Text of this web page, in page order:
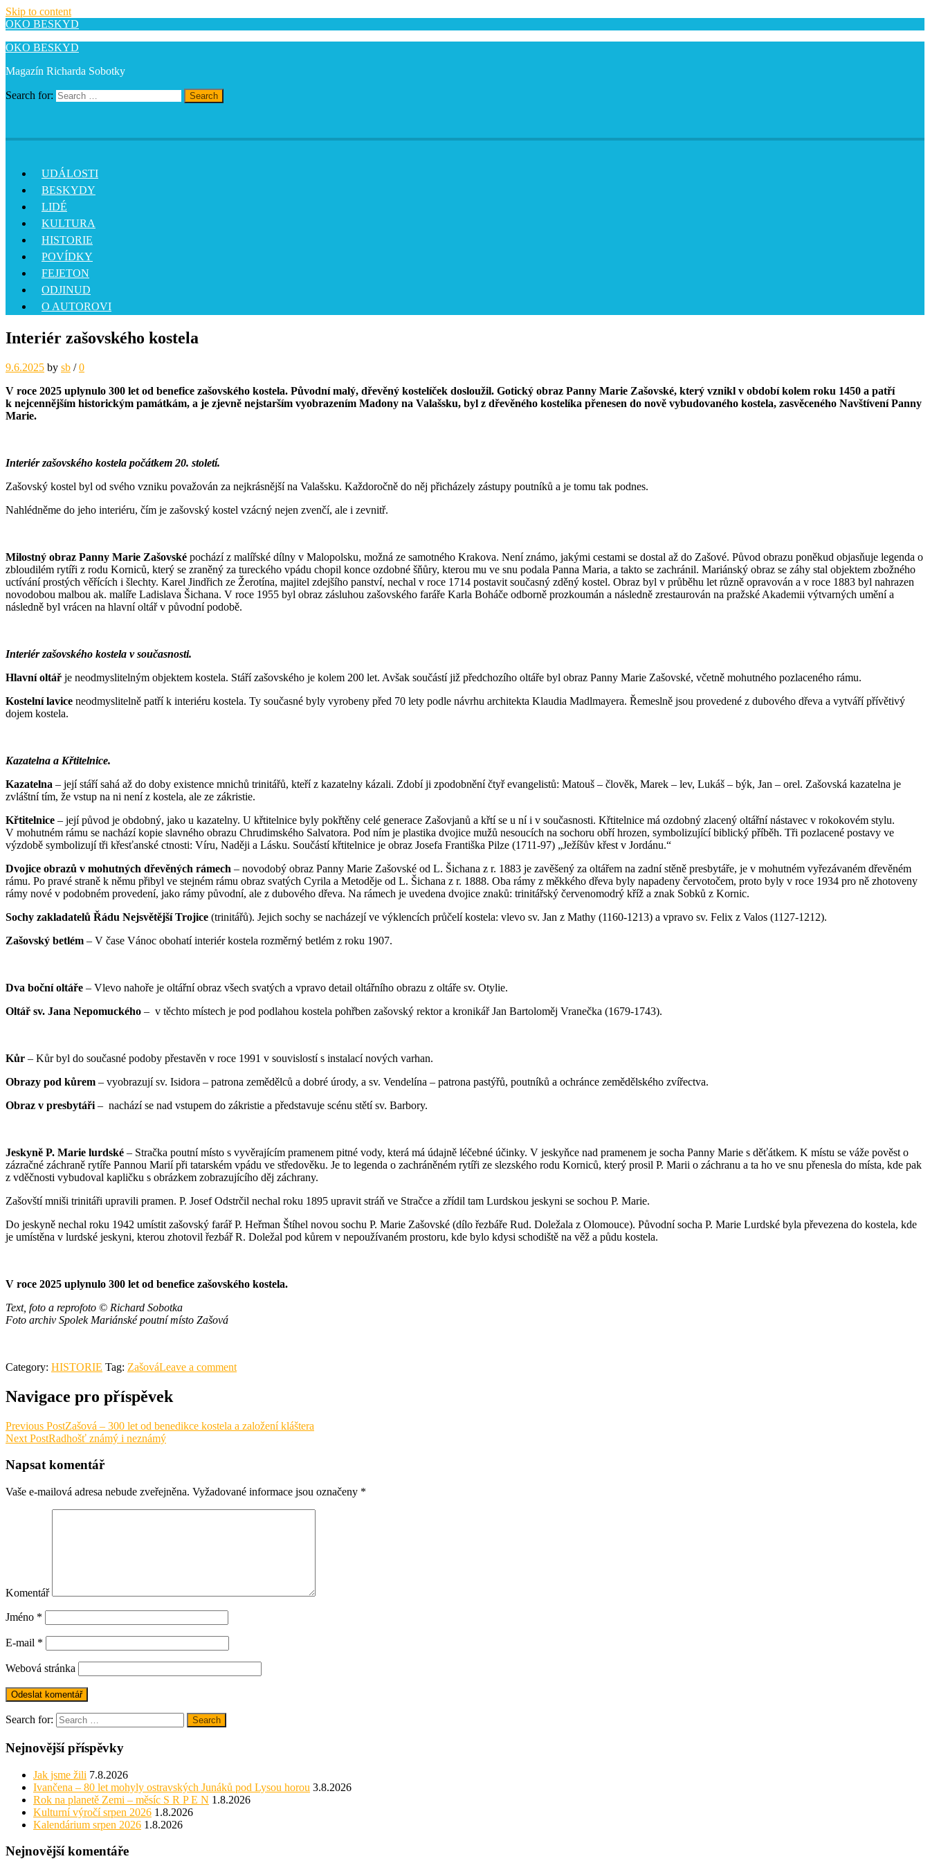
Skip to content
OKO BESKYD
OKO BESKYD
Magazín Richarda Sobotky
Search for: Search
UDÁLOSTI
BESKYDY
LIDÉ
KULTURA
HISTORIE
POVÍDKY
FEJETON
ODJINUD
O AUTOROVI
Interiér zašovského kostela
9.6.2025 by sb / 0
V roce 2025 uplynulo 300 let od benefice zašovského kostela. Původní malý, dřevěný kostelíček dosloužil. Gotický obraz Panny Marie Zašovské, který vznikl v období kolem roku 1450 a patří
k nejcennějším historickým památkám, a je zjevně nejstarším vyobrazením Madony na Valašsku, byl z dřevěného kostelíka přenesen do nově vybudovaného kostela, zasvěceného Navštívení Panny
Marie.
Interiér zašovského kostela počátkem 20. století.
Zašovský kostel byl od svého vzniku považován za nejkrásnější na Valašsku. Každoročně do něj přicházely zástupy poutníků a je tomu tak podnes.
Nahlédněme do jeho interiéru, čím je zašovský kostel vzácný nejen zvenčí, ale i zevnitř.
Milostný obraz Panny Marie Zašovské pochází z malířské dílny v Malopolsku, možná ze samotného Krakova. Není známo, jakými cestami se dostal až do Zašové. Původ obrazu poněkud objasňuje legenda o
zbloudilém rytíři z rodu Korniců, který se zraněný za tureckého vpádu chopil konce ozdobné šňůry, kterou mu ve snu podala Panna Maria, a takto se zachránil. Mariánský obraz se záhy stal objektem zbožného
uctívání prostých věřících i šlechty. Karel Jindřich ze Žerotína, majitel zdejšího panství, nechal v roce 1714 postavit současný zděný kostel. Obraz byl v průběhu let různě opravován a v roce 1883 byl nahrazen
novodobou malbou ak. malíře Ladislava Šichana. V roce 1955 byl obraz zásluhou zašovského faráře Karla Boháče odborně prozkoumán a následně zrestaurován na pražské Akademii výtvarných umění a
následně byl vrácen na hlavní oltář v původní podobě.
Interiér zašovského kostela v současnosti.
Hlavní oltář je neodmyslitelným objektem kostela. Stáří zašovského je kolem 200 let. Avšak součástí již předchozího oltáře byl obraz Panny Marie Zašovské, včetně mohutného pozlaceného rámu.
Kostelní lavice neodmyslitelně patří k interiéru kostela. Ty současné byly vyrobeny před 70 lety podle návrhu architekta Klaudia Madlmayera. Řemeslně jsou provedené z dubového dřeva a vytváří přívětivý
dojem kostela.
Kazatelna a Křtitelnice.
Kazatelna – její stáří sahá až do doby existence mnichů trinitářů, kteří z kazatelny kázali. Zdobí ji zpodobnění čtyř evangelistů: Matouš – člověk, Marek – lev, Lukáš – býk, Jan – orel. Zašovská kazatelna je
zvláštní tím, že vstup na ni není z kostela, ale ze zákristie.
Křtitelnice – její původ je obdobný, jako u kazatelny. U křtitelnice byly pokřtěny celé generace Zašovjanů a křtí se u ní i v současnosti. Křtitelnice má ozdobný zlacený oltářní nástavec v rokokovém stylu.
V mohutném rámu se nachází kopie slavného obrazu Chrudimského Salvatora. Pod ním je plastika dvojice mužů nesoucích na sochoru obří hrozen, symbolizující biblický příběh. Tři pozlacené postavy ve
výzdobě symbolizují tři křesťanské ctnosti: Víru, Naději a Lásku. Součástí křtitelnice je obraz Josefa Františka Pilze (1711-97) „Ježíšův křest v Jordánu.“
Dvojice obrazů v mohutných dřevěných rámech – novodobý obraz Panny Marie Zašovské od L. Šichana z r. 1883 je zavěšený za oltářem na zadní stěně presbytáře, je v mohutném vyřezávaném dřevěném
rámu. Po pravé straně k němu přibyl ve stejném rámu obraz svatých Cyrila a Metoděje od L. Šichana z r. 1888. Oba rámy z měkkého dřeva byly napadeny červotočem, proto byly v roce 1934 pro ně zhotoveny
rámy nové v podobném provedení, jako rámy původní, ale z dubového dřeva. Na rámech je uvedena dvojice znaků: trinitářský červenomodrý kříž a znak Sobků z Kornic.
Sochy zakladatelů Řádu Nejsvětější Trojice (trinitářů). Jejich sochy se nacházejí ve výklencích průčelí kostela: vlevo sv. Jan z Mathy (1160-1213) a vpravo sv. Felix z Valos (1127-1212).
Zašovský betlém – V čase Vánoc obohatí interiér kostela rozměrný betlém z roku 1907.
Dva boční oltáře – Vlevo nahoře je oltářní obraz všech svatých a vpravo detail oltářního obrazu z oltáře sv. Otylie.
Oltář sv. Jana Nepomuckého – v těchto místech je pod podlahou kostela pohřben zašovský rektor a kronikář Jan Bartoloměj Vranečka (1679-1743).
Kůr – Kůr byl do současné podoby přestavěn v roce 1991 v souvislostí s instalací nových varhan.
Obrazy pod kůrem – vyobrazují sv. Isidora – patrona zemědělců a dobré úrody, a sv. Vendelína – patrona pastýřů, poutníků a ochránce zemědělského zvířectva.
Obraz v presbytáři – nachází se nad vstupem do zákristie a představuje scénu stětí sv. Barbory.
Jeskyně P. Marie lurdské – Stračka poutní místo s vyvěrajícím pramenem pitné vody, která má údajně léčebné účinky. V jeskyňce nad pramenem je socha Panny Marie s děťátkem. K místu se váže pověst o
zázračné záchraně rytíře Pannou Marií při tatarském vpádu ve středověku. Je to legenda o zachráněném rytíři ze slezského rodu Korniců, který prosil P. Marii o záchranu a ta ho ve snu přenesla do místa, kde pak
z vděčnosti vybudoval kapličku s obrázkem zobrazujícího děj záchrany.
Zašovští mniši trinitáři upravili pramen. P. Josef Odstrčil nechal roku 1895 upravit stráň ve Stračce a zřídil tam Lurdskou jeskyni se sochou P. Marie.
Do jeskyně nechal roku 1942 umístit zašovský farář P. Heřman Štíhel novou sochu P. Marie Zašovské (dílo řezbáře Rud. Doležala z Olomouce). Původní socha P. Marie Lurdské byla převezena do kostela, kde
je umístěna v lurdské jeskyni, kterou zhotovil řezbář R. Doležal pod kůrem v nepoužívaném prostoru, kde bylo kdysi schodiště na věž a půdu kostela.
V roce 2025 uplynulo 300 let od benefice zašovského kostela.
Text, foto a reprofoto © Richard Sobotka
Foto archiv Spolek Mariánské poutní místo Zašová
Category: HISTORIE Tag: ZašováLeave a comment
Navigace pro příspěvek
Previous PostZašová – 300 let od benedikce kostela a založení kláštera
Next PostRadhošť známý i neznámý
Napsat komentář
Vaše e-mailová adresa nebude zveřejněna. Vyžadované informace jsou označeny *
Komentář
Jméno *
E-mail *
Webová stránka
Search for: Search
Nejnovější příspěvky
Jak jsme žili 7.8.2026
Ivančena – 80 let mohyly ostravských Junáků pod Lysou horou 3.8.2026
Rok na planetě Zemi – měsíc S R P E N 1.8.2026
Kulturní výročí srpen 2026 1.8.2026
Kalendárium srpen 2026 1.8.2026
Nejnovější komentáře